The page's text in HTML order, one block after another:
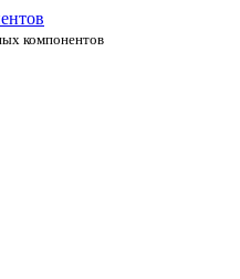
компонентов